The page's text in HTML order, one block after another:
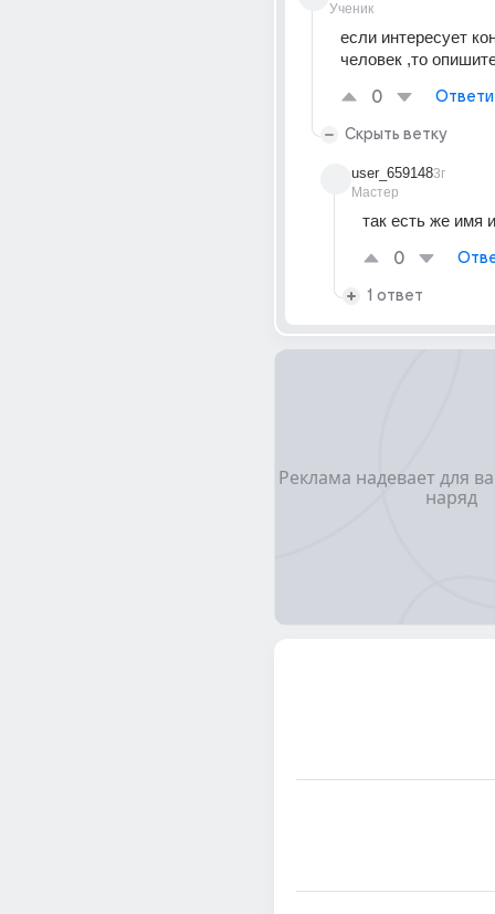
Ученик
если интересует
человек ,то
0
Скрыть ветку
user_659148
Мастер
3г
так есть же имя
0
1 ответ